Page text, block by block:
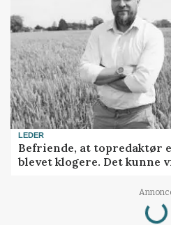
LEDER
Befriende, at topredaktør
blevet klogere. Det kunne
Loading...